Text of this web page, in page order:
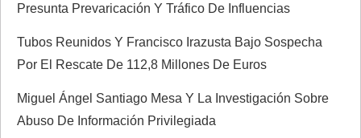
Presunta Prevaricación Y Tráfico De Influencias
Tubos Reunidos Y Francisco Irazusta Bajo Sospecha
Por El Rescate De 112,8 Millones De Euros
Miguel Ángel Santiago Mesa Y La Investigación Sobre
Abuso De Información Privilegiada